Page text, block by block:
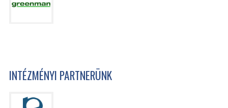
INTÉZMÉNYI PARTNERÜNK